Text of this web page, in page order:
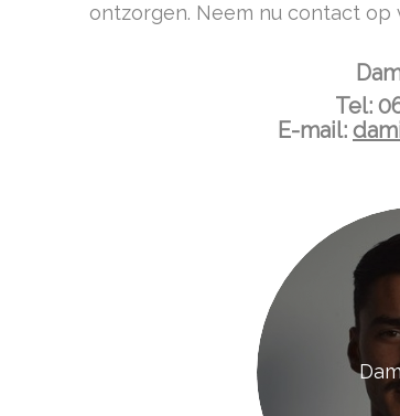
ontzorgen. Neem nu contact
Tel:
E-mail: